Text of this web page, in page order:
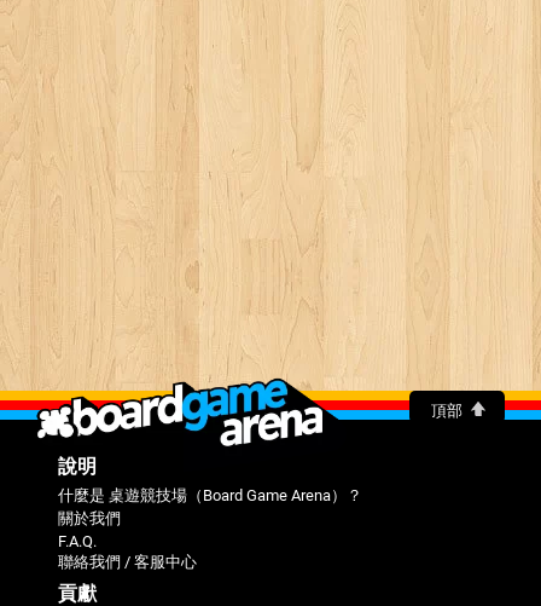
頂部
說明
什麼是 桌遊競技場（Board Game Arena）？
關於我們
F.A.Q.
聯絡我們 / 客服中心
貢獻